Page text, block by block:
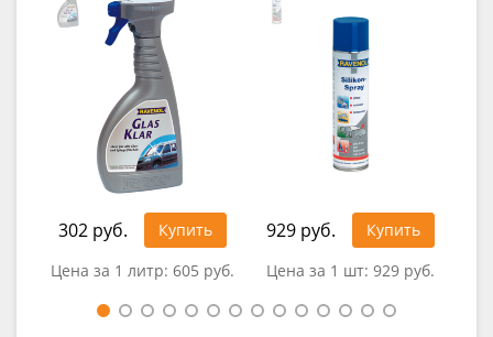
302 руб.
Купить
Цена за 1 литр: 605 руб.
929 руб.
Купить
Цена за 1 шт: 929 руб.